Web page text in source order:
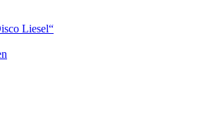
Liesel“